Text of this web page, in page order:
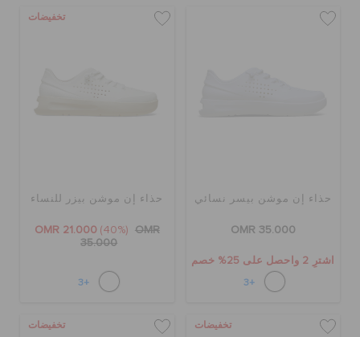
حذاء إن موشن بيسر نسائي
OMR 35.000
اشترِ 2 واحصل على 25% خصم
+3
تخفيضات
حذاء إن موشن بيزر للنساء
OMR 21.000 (40%)
OMR
35.000
+3
تخفيضات تخفيضات